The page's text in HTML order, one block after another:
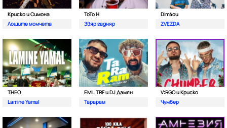
Криско и Симона
Лошите момчета
ToTo H
Звяр гадняр
Dim4ou
ZVEZDA
THEO
Lamine Yamal
EMIL TRF и DJ Дамян
Тарарам
V:RGO и Криско
Чумбер